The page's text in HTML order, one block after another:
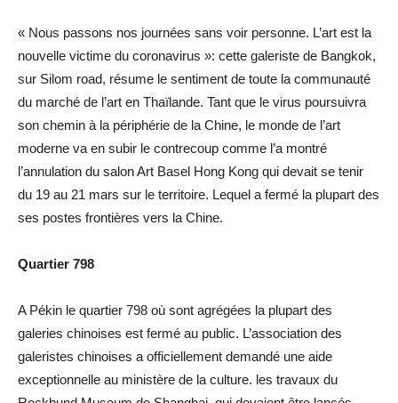
« Nous passons nos journées sans voir personne. L’art est la
nouvelle victime du coronavirus »: cette galeriste de Bangkok,
sur Silom road, résume le sentiment de toute la communauté
du marché de l’art en Thaïlande. Tant que le virus poursuivra
son chemin à la périphérie de la Chine, le monde de l’art
moderne va en subir le contrecoup comme l’a montré
l’annulation du salon Art Basel Hong Kong qui devait se tenir
du 19 au 21 mars sur le territoire. Lequel a fermé la plupart des
ses postes frontières vers la Chine.
Quartier 798
A Pékin le quartier 798 où sont agrégées la plupart des
galeries chinoises est fermé au public. L’association des
galeristes chinoises a officiellement demandé une aide
exceptionnelle au ministère de la culture. les travaux du